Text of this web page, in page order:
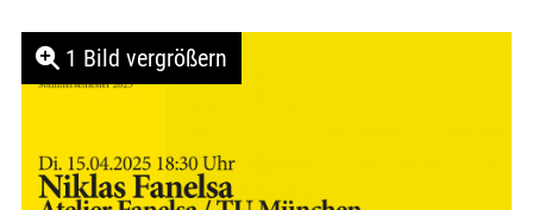
1 Bild vergrößern